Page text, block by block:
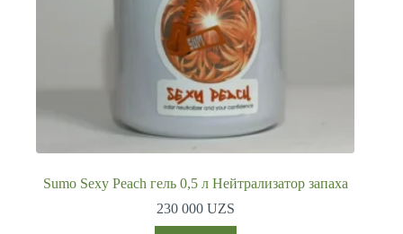
Sumo Sexy Peach гель 0,5 л Нейтрализатор запаха
230 000 UZS